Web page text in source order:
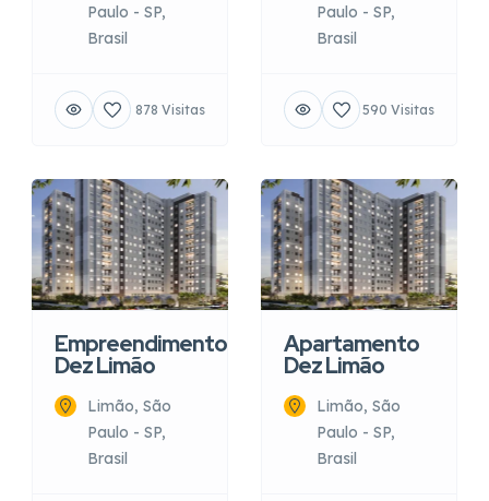
Paulo - SP,
Brasil
878 Visitas
Paulo - SP,
Brasil
590 Visitas
Empreendimento
Dez Limão
Limão, São
Paulo - SP,
Brasil
Apartamento
Dez Limão
Limão, São
Paulo - SP,
Brasil